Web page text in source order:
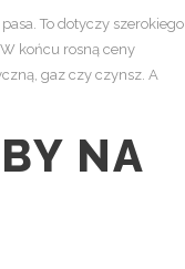
To dotyczy szerokiego
końcu rosną ceny
gaz czy czynsz. A
NA